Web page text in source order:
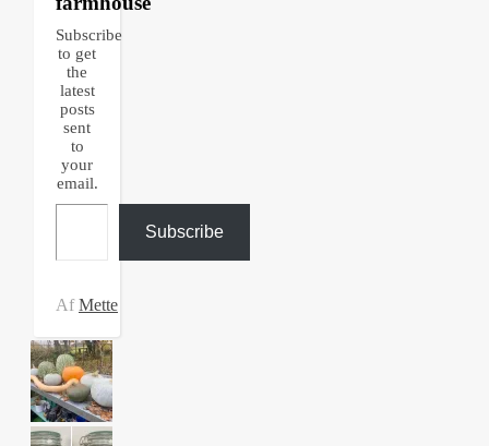
Subscribe
to get
the
latest
posts
sent
to
your
email.
Type your email…
Subscribe
AfMette